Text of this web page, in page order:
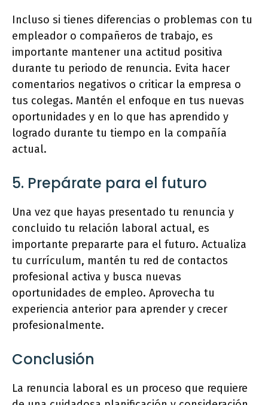
Incluso si tienes diferencias o problemas con tu
empleador o compañeros de trabajo, es
importante mantener una actitud positiva
durante tu periodo de renuncia. Evita hacer
comentarios negativos o criticar la empresa o
tus colegas. Mantén el enfoque en tus nuevas
oportunidades y en lo que has aprendido y
logrado durante tu tiempo en la compañía
actual.
5. Prepárate para el futuro
Una vez que hayas presentado tu renuncia y
concluido tu relación laboral actual, es
importante prepararte para el futuro. Actualiza
tu currículum, mantén tu red de contactos
profesional activa y busca nuevas
oportunidades de empleo. Aprovecha tu
experiencia anterior para aprender y crecer
profesionalmente.
Conclusión
La renuncia laboral es un proceso que requiere